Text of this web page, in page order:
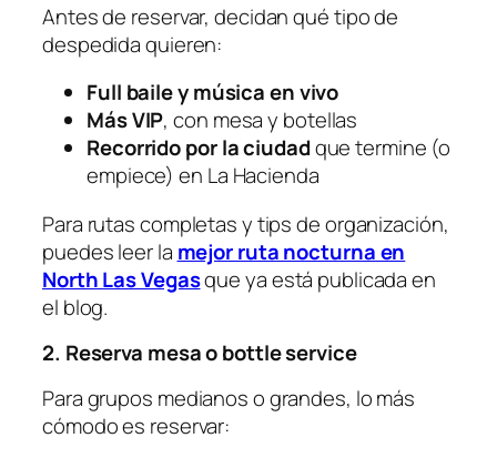
Antes de reservar, decidan qué tipo de
despedida quieren:
Full baile y música en vivo
Más VIP, con mesa y botellas
Recorrido por la ciudadque termine (o
empiece) en La Hacienda
Para rutas completas y tips de organización,
puedes leer la mejor ruta nocturna en
North Las Vegasque ya está publicada en
el blog.
2. Reserva mesa o bottle service
Para grupos medianos o grandes, lo más
cómodo es reservar: